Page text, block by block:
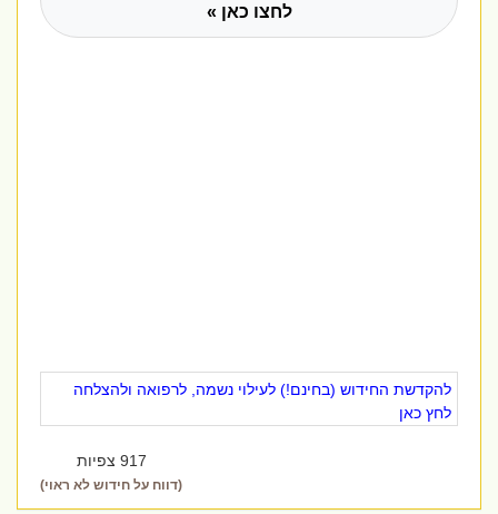
לחצו כאן »
להקדשת החידוש (בחינם!) לעילוי נשמה, לרפואה ולהצלחה
לחץ כאן
917 צפיות
(דווח על חידוש לא ראוי)